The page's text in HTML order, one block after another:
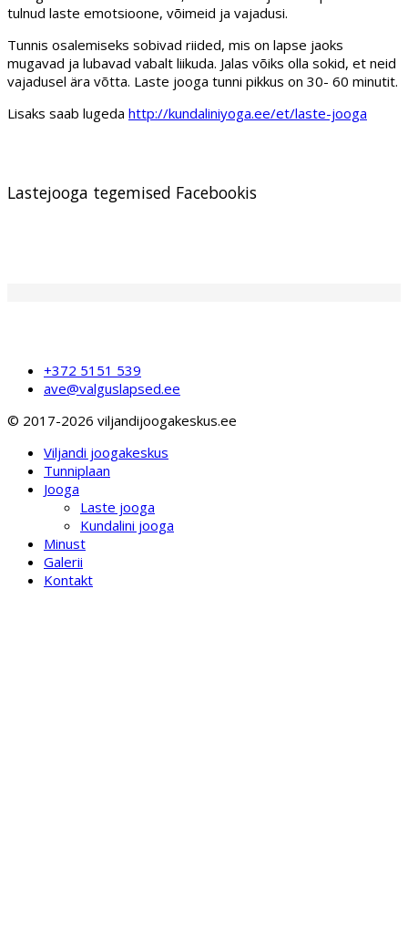
tulnud laste emotsioone, võimeid ja vajadusi.
Tunnis osalemiseks sobivad riided, mis on lapse jaoks
mugavad ja lubavad vabalt liikuda. Jalas võiks olla sokid, et neid
vajadusel ära võtta. Laste jooga tunni pikkus on 30- 60 minutit.
Lisaks saab lugeda http://kundaliniyoga.ee/et/laste-jooga
Lastejooga tegemised Facebookis
+372 5151 539
ave@valguslapsed.ee
© 2017-2026 viljandijoogakeskus.ee
Viljandi joogakeskus
Tunniplaan
Jooga
Laste jooga
Kundalini jooga
Minust
Galerii
Kontakt